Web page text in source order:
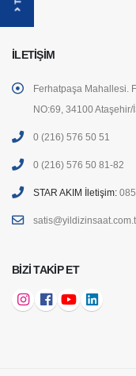
İLETIŞIM
Ferhatpaşa Mahallesi.
NO:69, 34100 Ataşehir/
0 (216) 576 50 51
0 (216) 576 50 81-82
STAR AKIM İletişim:
BIZI TAKIP ET